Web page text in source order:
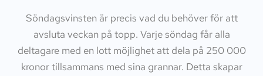
Söndagsvinsten är precis vad du behöver för att
avsluta veckan på topp. Varje söndag får alla
deltagare med en lott möjlighet att dela på 250 000
kronor tillsammans med sina grannar. Detta skapar